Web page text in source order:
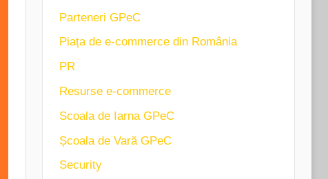
Parteneri GPeC
Piața de e-commerce din România
PR
Resurse e-commerce
Scoala de Iarna GPeC
Școala de Vară GPeC
Security